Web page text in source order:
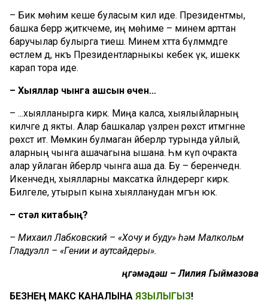
– Бик мөһим кеше буласым килә иде. Президентмы,
башка берәр җитәкчеме, иң мөһиме – минем арттан
баручылар булырга тиеш. Минем хәтта бүлмәмдәге
өстәлем дә, нәкъ Президентларныкы кебек үк, ишеккә
карап тора иде.
– Хыяллар чынга ашсын өчен...
– ...хыялланырга кирәк. Миңа калса, хыялыйларның
киләчәге дә якты. Алар башкалар үзләренә рөхсәт итмәгәнне
рөхсәт итә. Мөмкин булмаган әйберләр турында уйлый,
аларның чынга ашачагына ышана. Һәм күп очракта
алар уйлаган әйберләр чынга аша да. Бу – беренчедән.
Икенчедән, хыялларны максатка әйләндерергә кирәк.
Билгеле, утырып кына хыялланудан мәгънә юк.
– Өстәл китабың?
– Михаил Лабковский – «Хочу и буду» һәм Малкольм
Гладуэлл – «Гении и аутсайдеры».
Әңгәмәдәш – Лилия Гыймазова
БЕЗНЕҢ МАКС КАНАЛЫНА ЯЗЫЛЫГЫЗ!